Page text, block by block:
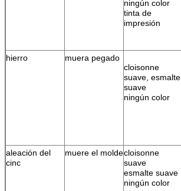
ningún color
tinta de
impresión
hierro
muera pegado
cloisonne
suave, esmalte
suave
ningún color
aleación del
cinc
muere el moldecloisonne
suave
esmalte suave
ningún color